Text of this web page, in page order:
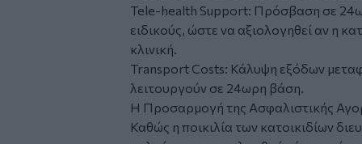
Tele-health Support: Πρόσβαση σε
ειδικούς, ώστε να αξιολογηθεί αν η
κλινική.
Transport Costs: Κάλυψη εξόδων
λειτουργούν σε 24ωρη βάση.
Η Προσαρμογή της Ασφαλιστικής
Καθώς η ποικιλία των κατοικιδίων